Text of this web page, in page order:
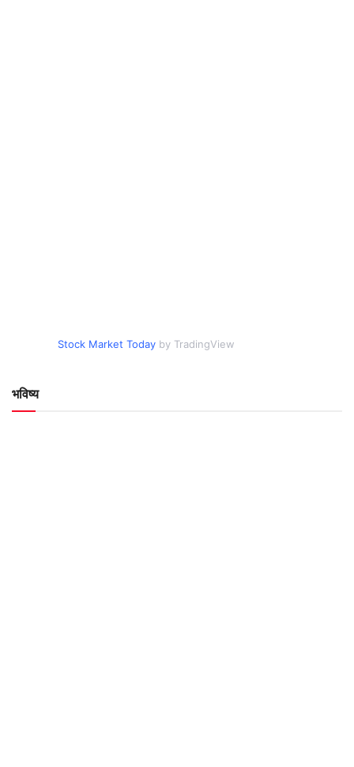
Stock Market Today by TradingView
भविष्य